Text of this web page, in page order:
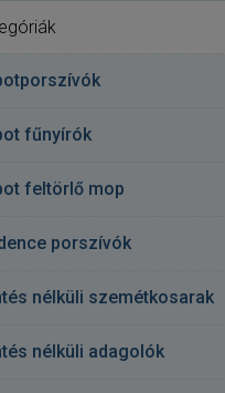
fűnyírók
feltörlő mop
porszívók
nélküli szemétkosarak
nélküli adagolók